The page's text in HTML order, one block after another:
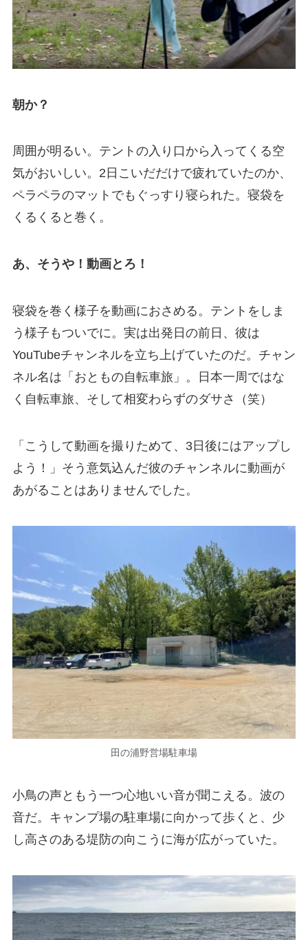
朝か？
周囲が明るい。テントの入り口から入ってくる空
気がおいしい。2日こいだだけで疲れていたのか、
ペラペラのマットでもぐっすり寝られた。寝袋を
くるくると巻く。
あ、そうや！動画とろ！
寝袋を巻く様子を動画におさめる。テントをしま
う様子もついでに。実は出発日の前日、彼は
YouTubeチャンネルを立ち上げていたのだ。チャン
ネル名は「おともの自転車旅」。日本一周ではな
く自転車旅、そして相変わらずのダサさ（笑）
「こうして動画を撮りためて、3日後にはアップし
よう！」そう意気込んだ彼のチャンネルに動画が
あがることはありませんでした。
田の浦野営場駐車場
小鳥の声ともう一つ心地いい音が聞こえる。波の
音だ。キャンプ場の駐車場に向かって歩くと、少
し高さのある堤防の向こうに海が広がっていた。